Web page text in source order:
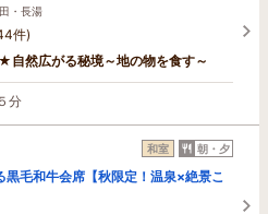
・長湯
件)
自然広がる秘境～地の物を食す～
分
和室 朝・夕
黒毛和牛会席【秋限定！温泉×絶景こ